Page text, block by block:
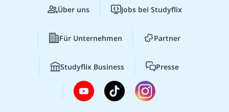
Über uns Jobs bei Studyflix
Für Unternehmen Partner
Studyflix Business Presse